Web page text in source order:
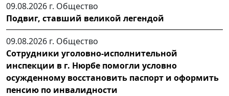
09.08.2026 г. Общество
Подвиг, ставший великой легендой
09.08.2026 г. Общество
Сотрудники уголовно-исполнительной
инспекции в г. Нюрбе помогли условно
осужденному восстановить паспорт и оформить
пенсию по инвалидности